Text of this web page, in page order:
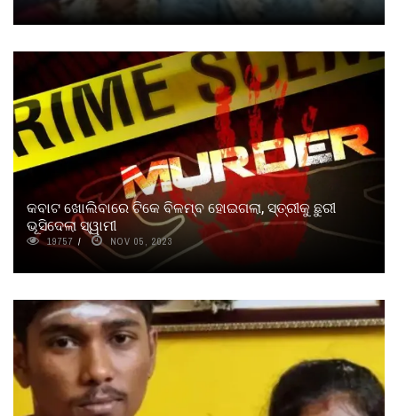
କବାଟ ଖୋଲିବାରେ ଟିକେ ବିଳମ୍ବ ହୋଇଗଲା, ସ୍ତ୍ରୀକୁ ଛୁରୀ
ଭୂସିଦେଲା ସ୍ୱାମୀ
19757 NOV 05, 2023